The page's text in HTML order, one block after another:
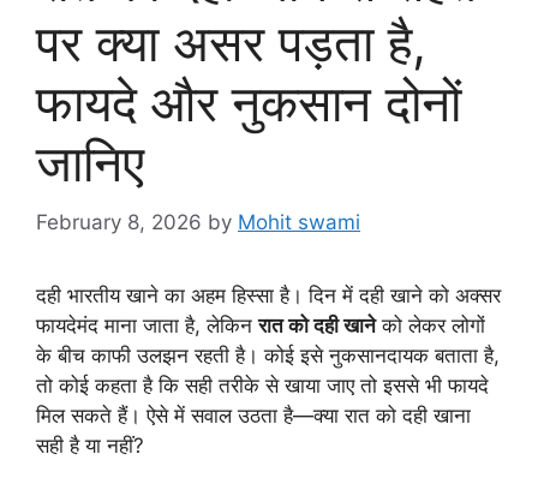
पर क्या असर पड़ता है,
फायदे और नुकसान दोनों
जानिए
February 8, 2026 by Mohit swami
दही भारतीय खाने का अहम हिस्सा है। दिन में दही खाने को अक्सर
फायदेमंद माना जाता है, लेकिनरात को दही खानेको लेकर लोगों
के बीच काफी उलझन रहती है। कोई इसे नुकसानदायक बताता है,
तो कोई कहता है कि सही तरीके से खाया जाए तो इससे भी फायदे
मिल सकते हैं। ऐसे में सवाल उठता है—क्या रात को दही खाना
सही है या नहीं?